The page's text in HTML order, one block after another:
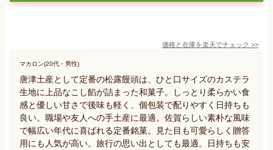
価格と在庫を楽天でチェック >>
マカロン(20代・男性)
唐津土産として定番の松露饅頭は、ひと口サイズのカステラ
生地に上品なこし餡が詰まった和菓子。しっとり柔らかい食
感と優しい甘さで後味も軽く、個包装で配りやすく日持ちも
良い。職場や友人への手土産に最適。佐賀らしい素朴な風味
で幅広い年代に喜ばれる定番銘菓。見た目も可愛らしく贈答
用にも人気が高い。旅行の思い出としても最適。日持ちも安